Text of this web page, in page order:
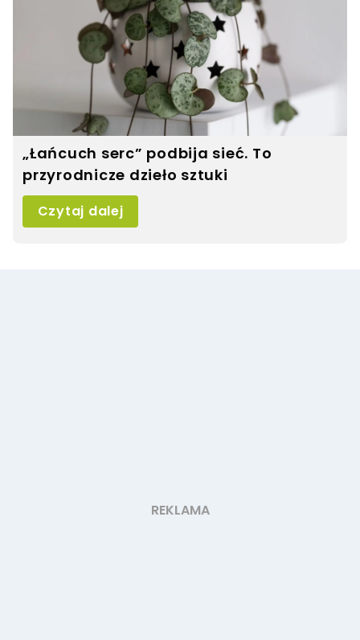
„Łańcuch serc” podbija sieć. To
przyrodnicze dzieło sztuki
Czytaj dalej